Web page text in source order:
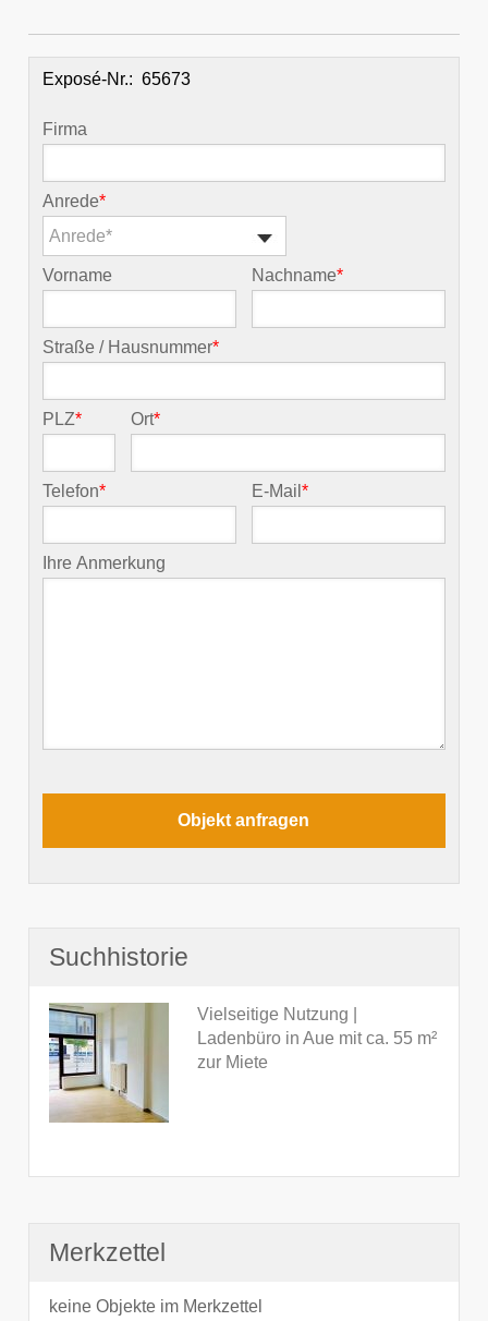
Exposé-Nr.:
Firma
Anrede*
Anrede*
Vorname Nachname*
Straße / Hausnummer*
PLZ* Ort*
Telefon* E-Mail*
Ihre Anmerkung
Suchhistorie
Vielseitige Nutzung |
Ladenbüro in Aue mit ca. 55 m²
zur Miete
Merkzettel
keine Objekte im Merkzettel